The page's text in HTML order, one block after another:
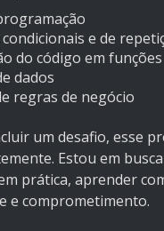
e de
do código em funções
dados
regras de negócio
um desafio, esse
Estou em
prática, aprender
e comprometimento.